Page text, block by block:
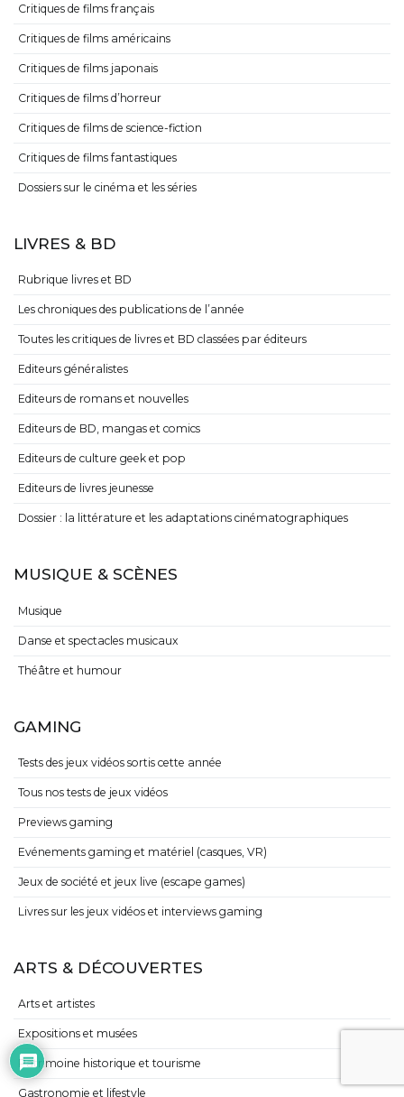
Critiques de films français
Critiques de films américains
Critiques de films japonais
Critiques de films d’horreur
Critiques de films de science-fiction
Critiques de films fantastiques
Dossiers sur le cinéma et les séries
LIVRES & BD
Rubrique livres et BD
Les chroniques des publications de l’année
Toutes les critiques de livres et BD classées par éditeurs
Editeurs généralistes
Editeurs de romans et nouvelles
Editeurs de BD, mangas et comics
Editeurs de culture geek et pop
Editeurs de livres jeunesse
Dossier : la littérature et les adaptations cinématographiques
MUSIQUE & SCÈNES
Musique
Danse et spectacles musicaux
Théâtre et humour
GAMING
Tests des jeux vidéos sortis cette année
Tous nos tests de jeux vidéos
Previews gaming
Evénements gaming et matériel (casques, VR)
Jeux de société et jeux live (escape games)
Livres sur les jeux vidéos et interviews gaming
ARTS & DÉCOUVERTES
Arts et artistes
Expositions et musées
Patrimoine historique et tourisme
Gastronomie et lifestyle